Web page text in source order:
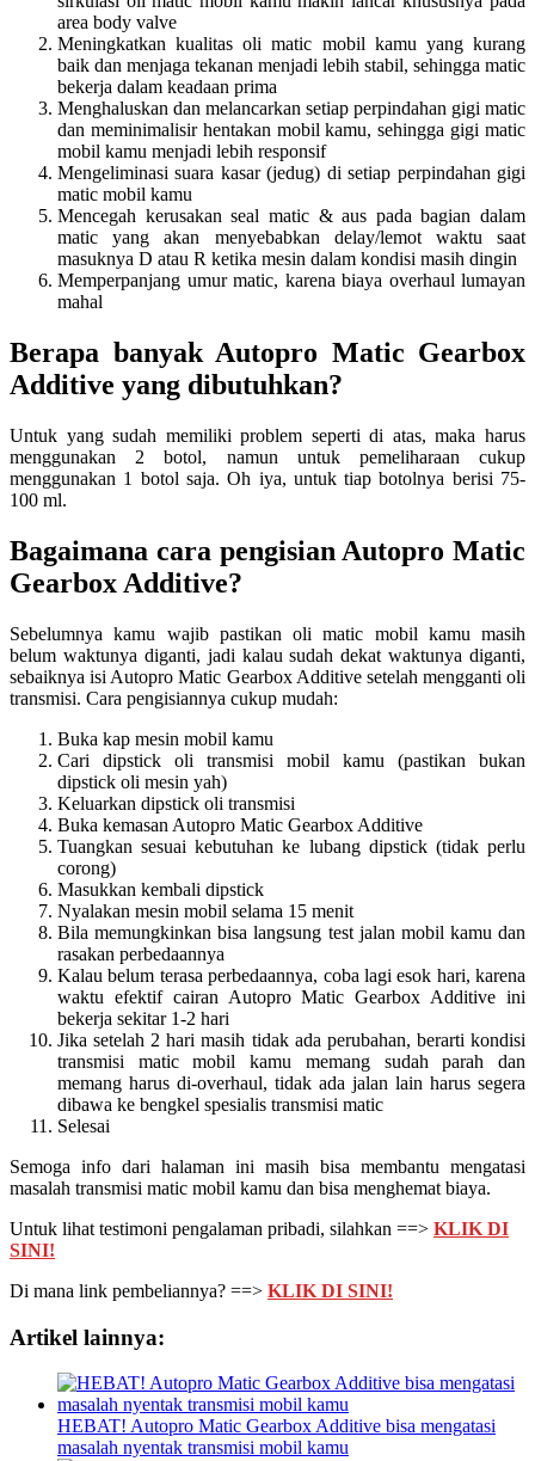
area body valve
Meningkatkan kualitas oli matic mobil kamu yang kurang
baik dan menjaga tekanan menjadi lebih stabil, sehingga matic
bekerja dalam keadaan prima
Menghaluskan dan melancarkan setiap perpindahan gigi matic
dan meminimalisir hentakan mobil kamu, sehingga gigi matic
mobil kamu menjadi lebih responsif
Mengeliminasi suara kasar (jedug) di setiap perpindahan gigi
matic mobil kamu
Mencegah kerusakan seal matic & aus pada bagian dalam
matic yang akan menyebabkan delay/lemot waktu saat
masuknya D atau R ketika mesin dalam kondisi masih dingin
Memperpanjang umur matic, karena biaya overhaul lumayan
mahal
Berapa banyak Autopro Matic Gearbox
Additive yang dibutuhkan?
Untuk yang sudah memiliki problem seperti di atas, maka harus
menggunakan 2 botol, namun untuk pemeliharaan cukup
menggunakan 1 botol saja. Oh iya, untuk tiap botolnya berisi 75-
100 ml.
Bagaimana cara pengisian Autopro Matic
Gearbox Additive?
Sebelumnya kamu wajib pastikan oli matic mobil kamu masih
belum waktunya diganti, jadi kalau sudah dekat waktunya diganti,
sebaiknya isi Autopro Matic Gearbox Additive setelah mengganti oli
transmisi. Cara pengisiannya cukup mudah:
Buka kap mesin mobil kamu
Cari dipstick oli transmisi mobil kamu (pastikan bukan
dipstick oli mesin yah)
Keluarkan dipstick oli transmisi
Buka kemasan Autopro Matic Gearbox Additive
Tuangkan sesuai kebutuhan ke lubang dipstick (tidak perlu
corong)
Masukkan kembali dipstick
Nyalakan mesin mobil selama 15 menit
Bila memungkinkan bisa langsung test jalan mobil kamu dan
rasakan perbedaannya
Kalau belum terasa perbedaannya, coba lagi esok hari, karena
waktu efektif cairan Autopro Matic Gearbox Additive ini
bekerja sekitar 1-2 hari
Jika setelah 2 hari masih tidak ada perubahan, berarti kondisi
transmisi matic mobil kamu memang sudah parah dan
memang harus di-overhaul, tidak ada jalan lain harus segera
dibawa ke bengkel spesialis transmisi matic
Selesai
Semoga info dari halaman ini masih bisa membantu mengatasi
masalah transmisi matic mobil kamu dan bisa menghemat biaya.
Untuk lihat testimoni pengalaman pribadi, silahkan ==> KLIK DI
SINI!
Di mana link pembeliannya? ==> KLIK DI SINI!
Artikel lainnya:
HEBAT! Autopro Matic Gearbox Additive bisa mengatasi
masalah nyentak transmisi mobil kamu